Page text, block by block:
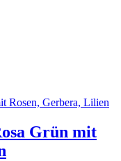
Grün mit